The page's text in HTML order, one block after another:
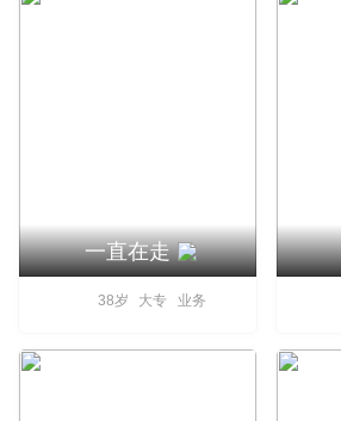
一直在走
38岁 大专 业务